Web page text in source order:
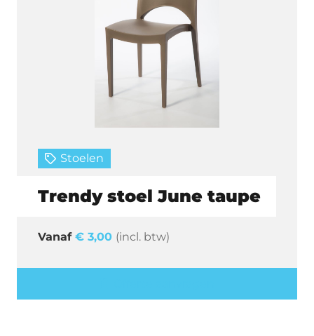
Stoelen
Trendy stoel June taupe
€ 3,00 (incl. btw)